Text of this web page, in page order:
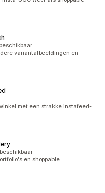
variantafbeeldingen en
met een strakke instafeed-
en shoppable